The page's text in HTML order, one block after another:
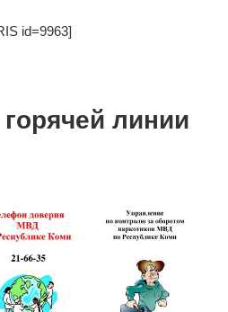
id=9963]
линии